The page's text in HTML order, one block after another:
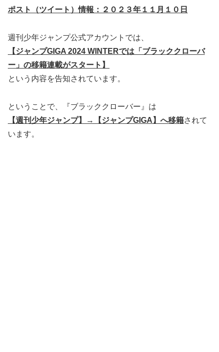
ポスト（ツイート）情報：２０２３年１１月１０日
週刊少年ジャンプ公式アカウントでは、
【ジャンプGIGA 2024 WINTERでは「ブラッククローバ
ー」の移籍連載がスタート】
という内容を告知されています。
ということで、『ブラッククローバー』は
【週刊少年ジャンプ】→【ジャンプGIGA】へ移籍されて
います。